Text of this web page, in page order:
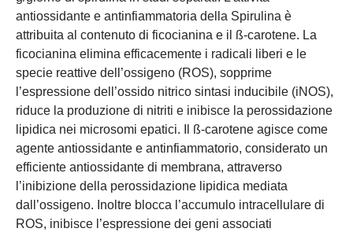
antiossidante e antinfiammatoria della Spirulina è
attribuita al contenuto di ficocianina e il ß-carotene. La
ficocianina elimina efficacemente i radicali liberi e le
specie reattive dell’ossigeno (ROS), sopprime
l’espressione dell’ossido nitrico sintasi inducibile (iNOS),
riduce la produzione di nitriti e inibisce la perossidazione
lipidica nei microsomi epatici. Il ß-carotene agisce come
agente antiossidante e antinfiammatorio, considerato un
efficiente antiossidante di membrana, attraverso
l’inibizione della perossidazione lipidica mediata
dall’ossigeno. Inoltre blocca l’accumulo intracellulare di
ROS, inibisce l’espressione dei geni associati